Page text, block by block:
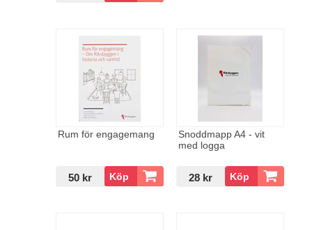
Rum för engagemang
50 kr
Snoddmapp A4 - vit
med logga
28 kr